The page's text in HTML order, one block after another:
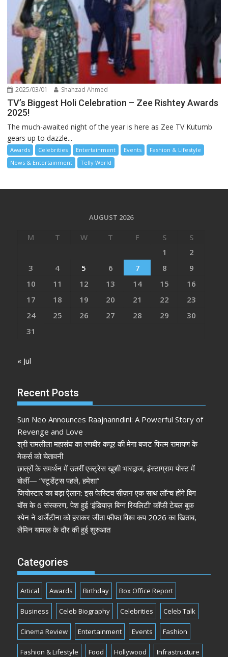
2025/03/01 Shahzad Ahmed
TV’s Biggest Holi Celebration – Zee Rishtey Awards
2025!
The much-awaited night of the year is here as Zee TV Kutumb
gears up to dazzle...
Awards Celebrities Entertainment Events
Fashion & Lifestyle
News & Entertainment
Telly World
AUGUST 2026
M T W T F S
S
1
2
3
4 5 6 7 8
9
10
11 12 13 14 15
16
17
18 19 20 21 22
23
24
25 26 27 28 29
30
31
« Jul
Recent Posts
Sun Neo Announces Raajnanndini: A Powerful Story of
Revenge and Love
श्री रामलीला महासंघ का रणबीर कपूर की मेगा बजट फिल्म रामायण के
मेकर्स को चेतावनी
छात्रों के समर्थन में उतरीं एक्ट्रेस खुशी भारद्वाज, इंस्टाग्राम पोस्ट में
बोलीं— “स्टूडेंट्स पहले, हमेशा”
जियोस्टार का बड़ा ऐलान: इस फेस्टिव सीज़न एक साथ लॉन्च होंगे बिग
बॉस के 6 संस्करण, पेश हुई ‘इंडियाज़ बिग्ग रियलिटी’ कॉफी टेबल बुक
स्पेन ने अर्जेंटीना को हराकर जीता फीफा विश्व कप 2026 का खिताब,
लैमिन यामाल के दौर की हुई शुरुआत
Categories
Artical Awards Birthday Box Office Report
Business Celeb Biography Celebrities Celeb Talk
Cinema Review Entertainment Events Fashion
Fashion & Lifestyle Food Hollywood Infrastructure